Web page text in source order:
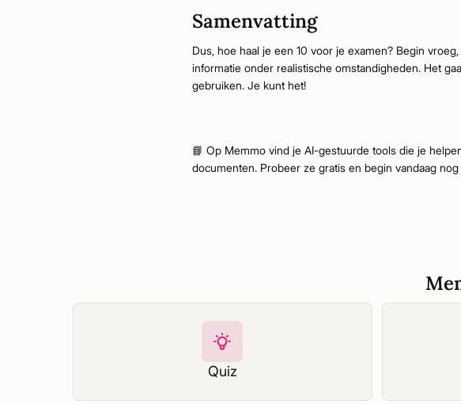
Samenvatting
Dus, hoe haal je een 10 voor je examen? Begin
informatie onder realistische omstandigheden. Het
gebruiken. Je kunt het!
📘 Op Memmo vind je AI-gestuurde tools die je
documenten. Probeer ze gratis en begin vandaag
Quiz